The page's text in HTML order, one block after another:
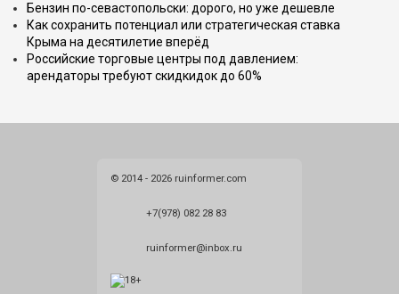
Бензин по-севастопольски: дорого, но уже дешевле
Как сохранить потенциал или стратегическая ставка
Крыма на десятилетие вперёд
Российские торговые центры под давлением:
арендаторы требуют скидкидок до 60%
© 2014 - 2026 ruinformer.com
+7(978) 082 28 83
ruinformer@inbox.ru